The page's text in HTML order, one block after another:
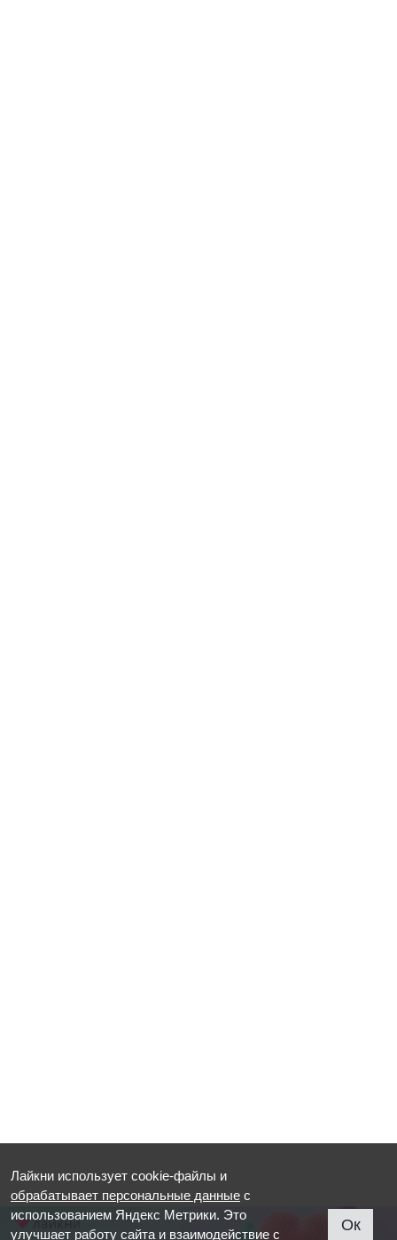
Лайкни использует cookie-файлы и
обрабатывает персональные данные с
использованием Яндекс Метрики. Это
улучшает работу сайта и взаимодействие с
Ок